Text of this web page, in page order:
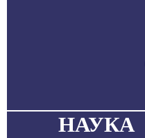
НАУКА